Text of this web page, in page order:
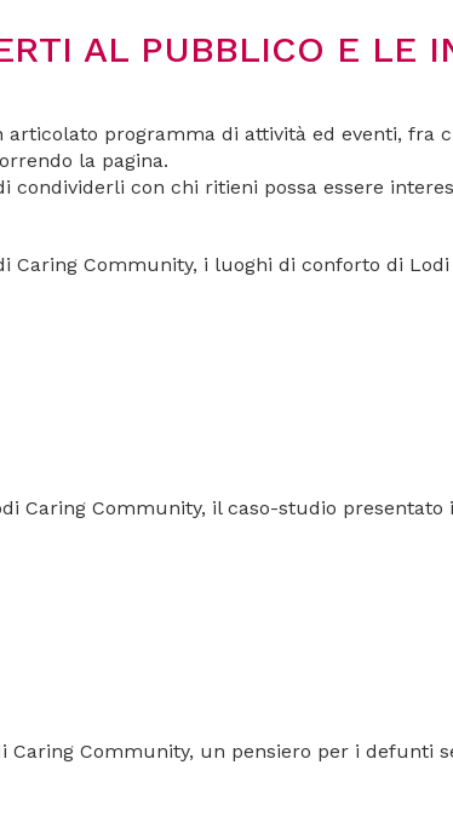
AL PUBBLICO E LE
articolato programma di attività ed eventi,
la pagina.
condividerli con chi ritieni possa essere
Caring Community, i luoghi di conforto di Lodi
Caring Community, il caso-studio presentato
Caring Community, un pensiero per i defunti